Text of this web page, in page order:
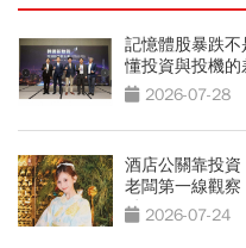
記憶體股暴跌
懂投資與投機的
2026-07-28
酒店公關靠投
老闆第一線觀
點」2026-07-24